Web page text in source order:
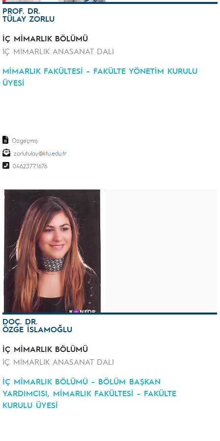
PROF. DR.
TÜLAY ZORLU
İÇ MİMARLIK BÖLÜMÜ
İÇ MİMARLIK ANASANAT DALI
MİMARLIK FAKÜLTESİ - FAKÜLTE YÖNETİM KURULU
ÜYESİ
Özgeçmiş
zorlutulay
04623771676
DOÇ. DR.
ÖZGE İSLAMOĞLU
İÇ MİMARLIK BÖLÜMÜ
İÇ MİMARLIK ANASANAT DALI
İÇ MİMARLIK BÖLÜMÜ - BÖLÜM BAŞKAN
YARDIMCISI, MİMARLIK FAKÜLTESİ - FAKÜLTE
KURULU ÜYESİ